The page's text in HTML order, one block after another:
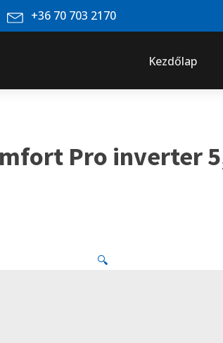
+36 70 703 2170
Kezdőlap
Pro inverter
🔍